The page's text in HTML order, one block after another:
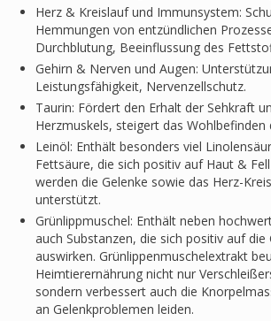
Herz & Kreislauf und Immunsystem:
Hemmungen von entzündlichen
Durchblutung, Beeinflussung des
Gehirn & Nerven und Augen:
Leistungsfähigkeit, Nervenzellschutz.
Taurin: Fördert den Erhalt der Sehkraft
Herzmuskels, steigert das Wohlbefinden
Leinöl: Enthält besonders viel
Fettsäure, die sich positiv auf Haut &
werden die Gelenke sowie das Herz-
unterstützt.
Grünlippmuschel: Enthält neben
auch Substanzen, die sich positiv auf die
auswirken. Grünlippenmuschelextrakt
Heimtierernährung nicht nur
sondern verbessert auch die
an Gelenkproblemen leiden.